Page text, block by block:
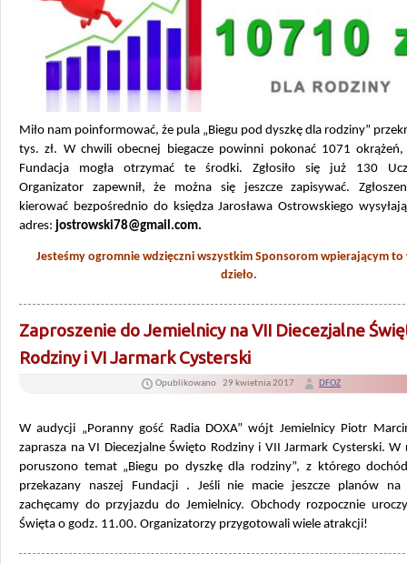
Miło nam poinformować, że pula „Biegu pod dyszkę dla rodziny”
tys. zł. W chwili obecnej biegacze powinni pokonać 1071
Fundacja mogła otrzymać te środki. Zgłosiło się już 130
Organizator zapewnił, że można się jeszcze zapisywać.
kierować bezpośrednio do księdza Jarosława Ostrowskiego
adres: jostrowski78@gmail.com.
Jesteśmy ogromnie wdzięczni wszystkim Sponsorom wpierającym to
dzieło.
Zaproszenie do Jemielnicy na VII Diecezjalne
Rodziny i VI Jarmark Cysterski
Opublikowano 29 kwietnia 2017 DFOZ
W audycji „Poranny gość Radia DOXA” wójt Jemielnicy Piotr
zaprasza na VI Diecezjalne Święto Rodziny i VII Jarmark Cysterski. W
poruszono temat „Biegu po dyszkę dla rodziny”, z którego
przekazany naszej Fundacji . Jeśli nie macie jeszcze planów na
zachęcamy do przyjazdu do Jemielnicy. Obchody rozpocznie
Święta o godz. 11.00. Organizatorzy przygotowali wiele atrakcji!